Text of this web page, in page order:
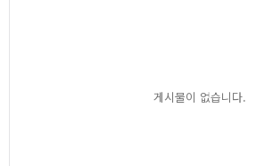
게시물이 없습니다.